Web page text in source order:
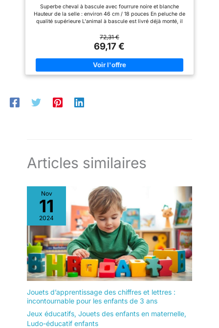
Superbe cheval à bascule avec fourrure noire et blanche
Hauteur de la selle : environ 46 cm / 18 pouces En peluche de
qualité supérieure L'animal à bascule est livré déjà monté, il
Dimensions de l'article : 75 x 30 x 71 cm, poids : 3,8 kg
72,31 €
69,17 €
Articles similaires
Nov
11
2024
Jouets d’apprentissage des chiffres et lettres :
incontournable pour les enfants de 3 ans
Jeux éducatifs, Jouets des enfants en maternelle,
Ludo-éducatif enfants